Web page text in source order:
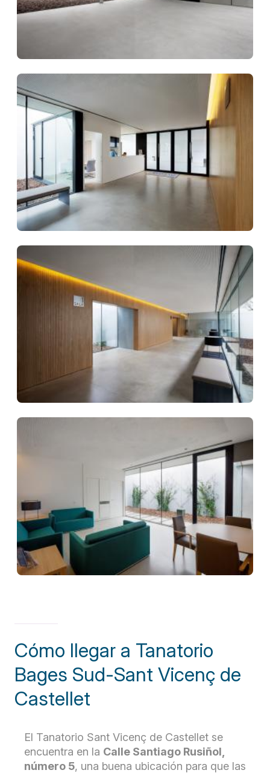
Cómo llegar a Tanatorio
Bages Sud-Sant Vicenç de
Castellet
El Tanatorio Sant Vicenç de Castellet se
encuentra en la Calle Santiago Rusiñol,
número 5, una buena ubicación para que las